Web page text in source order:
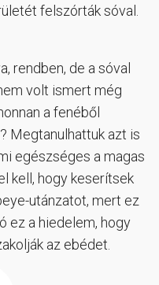
felszórták sóval.
rendben, de a sóval
volt ismert még
a fenéből
Megtanulhattuk azt is
egészséges a magas
kell, hogy keserítsek
utánzatot, mert ez
ez a hiedelem, hogy
az ebédet.